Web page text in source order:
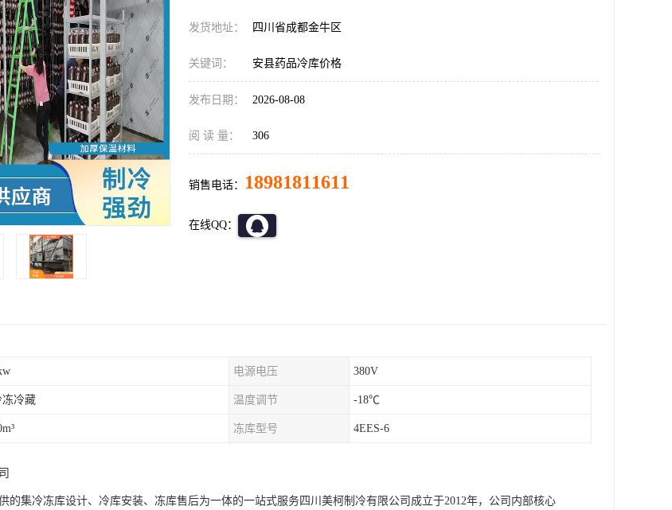
发货地址： 四川省成都金牛区
关键词： 安县药品冷库价格
发布日期： 2026-08-08
阅 读 量： 306
销售电话： 18981811611
在线QQ：
电源电压 380V
冻冷藏 温度调节 -18℃
冻库型号 4EES-6
集冷冻库设计、冷库安装、冻库售后为一体的一站式服务四川美柯制冷有限公司成立于2012年，公司内部核心